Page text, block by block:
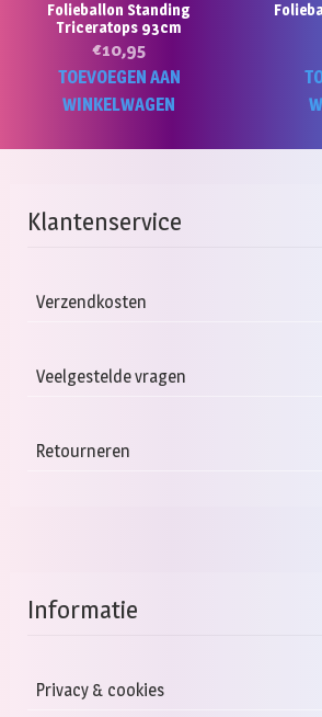
Folieballon Standing
Triceratops 93cm
€10,95
TOEVOEGEN AAN
WINKELWAGEN
Klantenservice
Verzendkosten
Veelgestelde vragen
Retourneren
Informatie
Privacy & cookies